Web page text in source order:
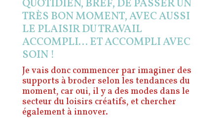
QUOTIDIEN, BREF, DE PASSER UN
TRÈS BON MOMENT, AVEC AUSSI
LE PLAISIR DU TRAVAIL
ACCOMPLI… ET ACCOMPLI AVEC
SOIN !
Je vais donc commencer par imaginer des
supports à broder selon les tendances du
moment, car oui, il y a des modes dans le
secteur du loisirs créatifs, et chercher
également à innover.